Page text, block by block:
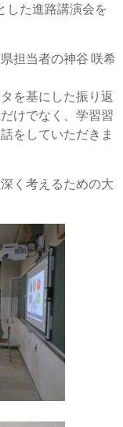
した進路講演会を
担当者の神谷 咲希
を基にした振り返
けでなく、学習習
をしていただきま
く考えるための大